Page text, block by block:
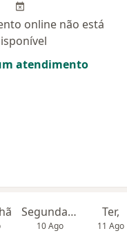
online não está
atendimento
Segunda-feira
10 Ago
Ter,
11 Ago